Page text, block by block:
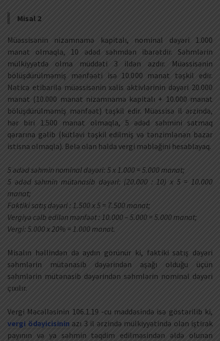
Misal 2
Müəssisənin nizamnamə kapitalı, nominal dəyəri 1.000
manat olmaqla, 10 ədəd səhmdən ibarətdir. Səhmlərin
mülkiyyətdə olma müddəti 3 ildən azdır. Müəssisənin
bölüşdürülməmiş mənfəəti isə 10.000 manat təşkil edir.
Nəticə etibarilə müəssisənin xalis aktivlərinin dəyəri 20.000
manat (10.000 manat nizamnamə kapitalı + 10.000 manat
bölüşdürülməmiş mənfəət) təşkil edir. Müəssisə il ərzində,
hər biri 1.500 manat olmaqla, 5 ədəd səhmini satmaq
qərarına gəlib (kütləvi təşkil edilmiş və tənzimlənən bazar
istisna olmaqla). Belə olan halda vergi məbləğini hesablayaq.
5 ədəd səhmin nominal dəyəri: 5 x 1.000 = 5.000 manat;
5 ədəd səhmin mütənasib dəyəri: (20.000 : 10) x 5 = 10.000
manat;
Faktiki satış dəyəri : 1.500 x 5 = 7.500 manat;
Vergiyə cəlb edilən mənfəət : 10.000 – 5.000 = 5.000 manat;
Vergi: 5.000 x 20% = 1.000 manat.
Misalın həllindən də aydın görünür ki, faktiki satış dəyəri
səhmlərin mütənasib dəyərindən aşağı olduğu üçün
səhmlərin mütənasib dəyərindən səhmlərin nominal dəyəri
çıxılır.
Vergi Məcəlləsinin 106.1.19 -cu maddəsində isə göstərilib ki,
vergi ödəyicisinin azı 3 il ərzində mülkiyyətində olan iştirak
payının və ya səhmin təqdim edilməsindən əldə olunan